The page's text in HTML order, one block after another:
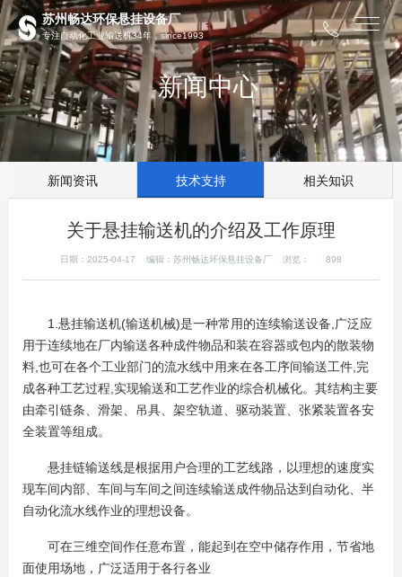
苏州畅达环保悬挂设备厂
专注自动化工业输送机34年，since1993
新闻中心
新闻资讯 技术支持 相关知识
关于悬挂输送机的介绍及工作原理
日期：2025-04-17 编辑：苏州畅达环保悬挂设备厂 浏览： 898
1.悬挂输送机(输送机械)是一种常用的连续输送设备,广泛应
用于连续地在厂内输送各种成件物品和装在容器或包内的散装物
料,也可在各个工业部门的流水线中用来在各工序间输送工件,完
成各种工艺过程,实现输送和工艺作业的综合机械化。其结构主要
由牵引链条、滑架、吊具、架空轨道、驱动装置、张紧装置各安
全装置等组成。
悬挂链输送线是根据用户合理的工艺线路，以理想的速度实
现车间内部、车间与车间之间连续输送成件物品达到自动化、半
自动化流水线作业的理想设备。
可在三维空间作任意布置，能起到在空中储存作用，节省地
面使用场地，广泛适用于各行各业